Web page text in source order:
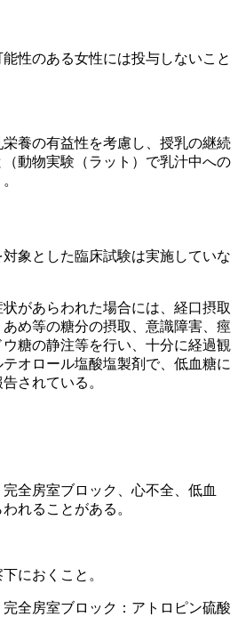
性のある女性には投与しないこと
養の有益性を考慮し、授乳の継続
動物実験（ラット）で乳汁中への
象とした臨床試験は実施していな
があらわれた場合には、経口摂取
め等の糖分の摂取、意識障害、痙
糖の静注等を行い、十分に経過観
オロール塩酸塩製剤で、低血糖に
されている。
全房室ブロック、心不全、低血
れることがある。
におくこと。
全房室ブロック：アトロピン硫酸